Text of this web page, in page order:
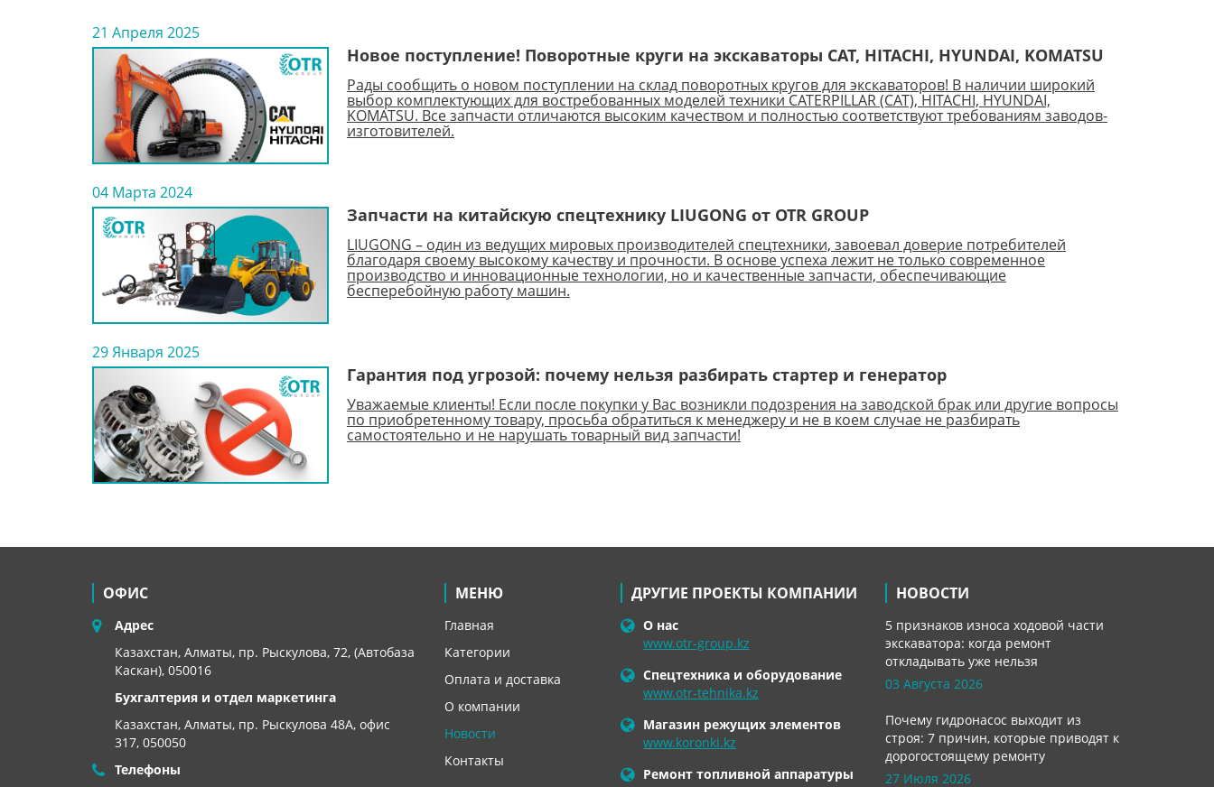
21 Апреля 2025
Новое поступление! Поворотные круги на экскаваторы CAT, HITACHI, HYUNDAI, KOMATSU
Рады сообщить о новом поступлении на склад поворотных кругов для экскаваторов! В наличии широкий
выбор комплектующих для востребованных моделей техники CATERPILLAR (CAT), HITACHI, HYUNDAI,
KOMATSU. Все запчасти отличаются высоким качеством и полностью соответствуют требованиям заводов-
изготовителей.
04 Марта 2024
Запчасти на китайскую спецтехнику LIUGONG от OTR GROUP
LIUGONG – один из ведущих мировых производителей спецтехники, завоевал доверие потребителей
благодаря своему высокому качеству и прочности. В основе успеха лежит не только современное
производство и инновационные технологии, но и качественные запчасти, обеспечивающие
бесперебойную работу машин.
29 Января 2025
Гарантия под угрозой: почему нельзя разбирать стартер и генератор
Уважаемые клиенты! Если после покупки у Вас возникли подозрения на заводской брак или другие вопросы
по приобретенному товару, просьба обратиться к менеджеру и не в коем случае не разбирать
самостоятельно и не нарушать товарный вид запчасти!
ОФИС
Адрес
Казахстан, Алматы, пр. Рыскулова, 72, (Автобаза
Каскан), 050016
Бухгалтерия и отдел маркетинга
Казахстан, Алматы, пр. Рыскулова 48А, офис
317, 050050
Телефоны
МЕНЮ
Главная
Категории
Оплата и доставка
О компании
Новости
Контакты
ДРУГИЕ ПРОЕКТЫ КОМПАНИИ
О нас
www.otr-group.kz
Спецтехника и оборудование
www.otr-tehnika.kz
Магазин режущих элементов
www.koronki.kz
Ремонт топливной аппаратуры
НОВОСТИ
5 признаков износа ходовой части
экскаватора: когда ремонт
откладывать уже нельзя
03 Августа 2026
Почему гидронасос выходит из
строя: 7 причин, которые приводят к
дорогостоящему ремонту
27 Июля 2026